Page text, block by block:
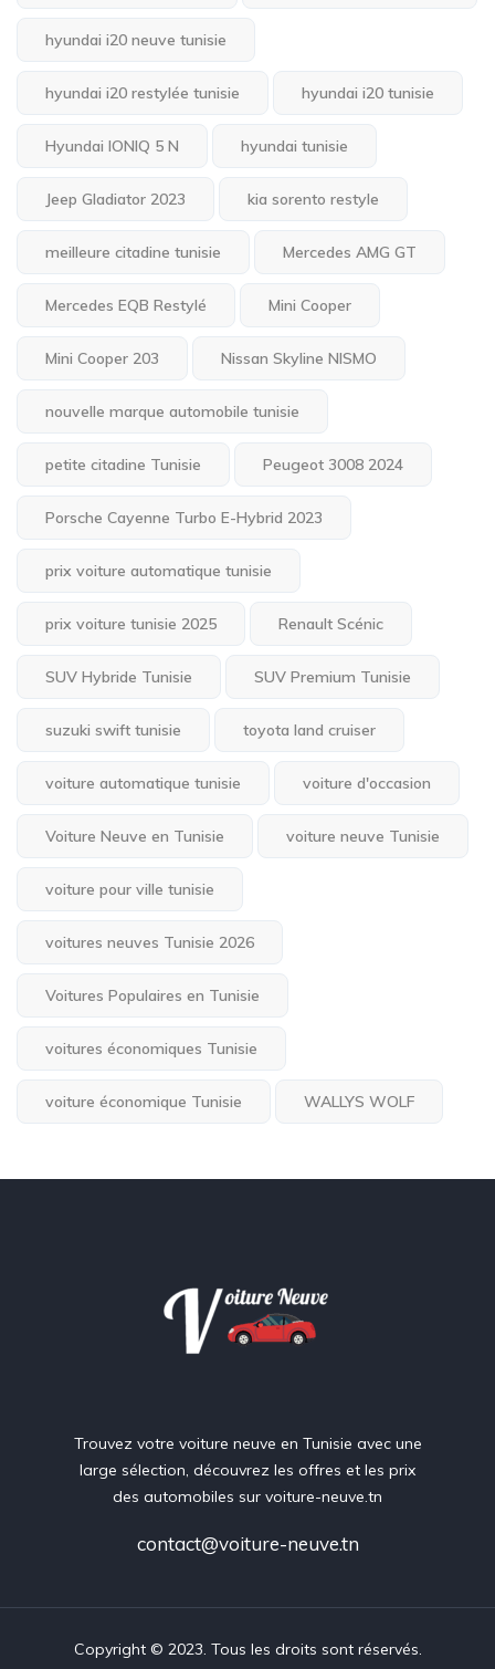
hyundai i20 neuve tunisie
hyundai i20 restylée tunisie hyundai i20 tunisie
Hyundai IONIQ 5 N hyundai tunisie
Jeep Gladiator 2023 kia sorento restyle
meilleure citadine tunisie Mercedes AMG GT
Mercedes EQB Restylé Mini Cooper
Mini Cooper 203 Nissan Skyline NISMO
nouvelle marque automobile tunisie
petite citadine Tunisie Peugeot 3008 2024
Porsche Cayenne Turbo E-Hybrid 2023
prix voiture automatique tunisie
prix voiture tunisie 2025 Renault Scénic
SUV Hybride Tunisie SUV Premium Tunisie
suzuki swift tunisie toyota land cruiser
voiture automatique tunisie voiture d'occasion
Voiture Neuve en Tunisie voiture neuve Tunisie
voiture pour ville tunisie
voitures neuves Tunisie 2026
Voitures Populaires en Tunisie
voitures économiques Tunisie
voiture économique Tunisie WALLYS WOLF
Trouvez votre voiture neuve en Tunisie avec une
large sélection, découvrez les offres et les prix
des automobiles sur voiture-neuve.tn
contact@voiture-neuve.tn
Copyright © 2023. Tous les droits sont réservés.